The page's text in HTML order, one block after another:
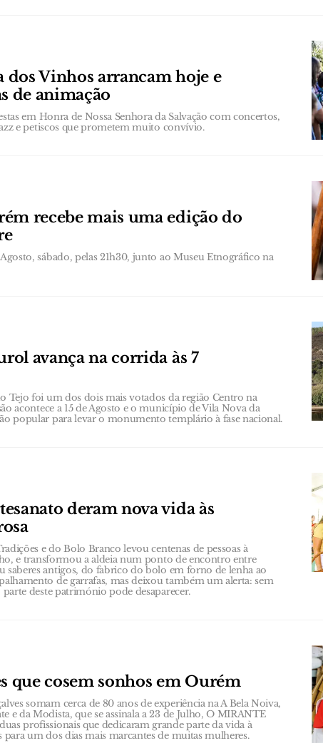
dos Vinhos arrancam hoje e
de animação
em Honra de Nossa Senhora da Salvação com concertos,
e petiscos que prometem muito convívio.
recebe mais uma edição do
sábado, pelas 21h30, junto ao Museu Etnográfico na
avança na corrida às 7
Tejo foi um dos dois mais votados da região Centro na
acontece a 15 de Agosto e o município de Vila Nova da
popular para levar o monumento templário à fase nacional.
deram nova vida às
e do Bolo Branco levou centenas de pessoas à
e transformou a aldeia num ponto de encontro entre
saberes antigos, do fabrico do bolo em forno de lenha ao
de garrafas, mas deixou também um alerta: sem
deste património pode desaparecer.
que cosem sonhos em Ourém
somam cerca de 80 anos de experiência na A Bela Noiva,
e da Modista, que se assinala a 23 de Julho, O MIRANTE
profissionais que dedicaram grande parte da vida à
para um dos dias mais marcantes de muitas mulheres.